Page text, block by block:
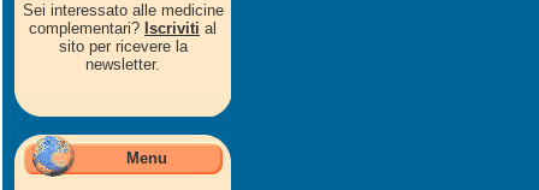
Sei interessato alle medicine
complementari? Iscriviti al
sito per ricevere la
newsletter.
Menu